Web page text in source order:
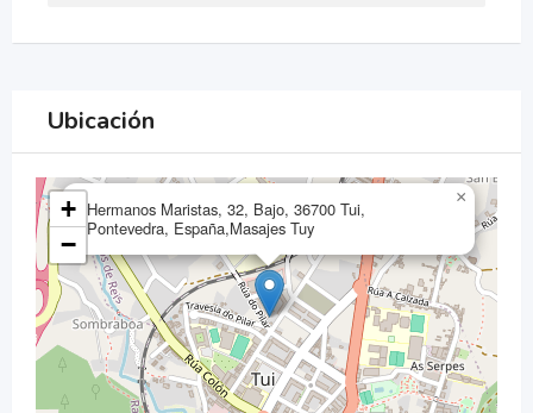
Ubicación
Hermanos Maristas, 32, Bajo, 36700 Tui,
Pontevedra, España,Masajes Tuy
×
+
−